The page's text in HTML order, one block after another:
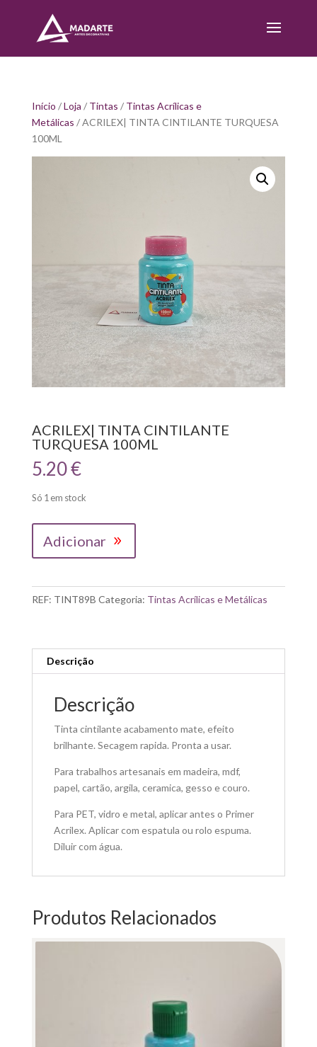
Início /Loja / Tintas / Tintas Acrílicas e
Metálicas / ACRILEX| TINTA CINTILANTE TURQUESA
100ML
ACRILEX| TINTA CINTILANTE
TURQUESA 100ML
5.20€
Só 1 em stock
CINTILANTE
Adicionar
REF: TINT89B Categoria: Tintas Acrílicas e Metálicas
Descrição
Descrição
Tinta cintilante acabamento mate, efeito
brilhante. Secagem rapida. Pronta a usar.
Para trabalhos artesanais em madeira, mdf,
papel, cartão, argila, ceramica, gesso e couro.
Para PET, vidro e metal, aplicar antes o Primer
Acrilex. Aplicar com espatula ou rolo espuma.
Diluir com água.
Produtos Relacionados